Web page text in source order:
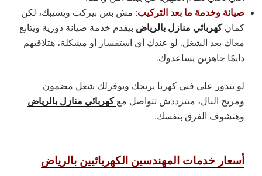
صيانة وخدمة ما بعد التركيب: مش بس بيركب ويسيبك، لكن
كمانكهربائي منازل بالرياض بيقدم خدمة صيانة دورية ويتابع
معاك بعد الشغل. لو عندك أي استفسار أو مشكلة، هتلاقيهم
دايمًا جاهزين يساعدوك.
لو بتدور على فني كهربا يريحك ويوفرلك شغل مضمون
ومريح البال، متترددش تتواصل مع كهربائي منازل بالرياض
وهتشوف الفرق بنفسك.
أسعار خدمات المهندسين الكهربائيين بالرياض